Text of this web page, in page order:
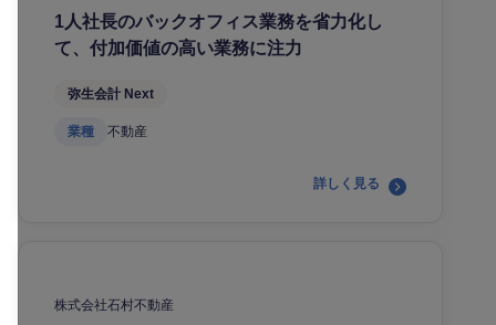
1人社長のバックオフィス業務を省力化し
て、付加価値の高い業務に注力
弥生会計 Next
業種 不動産
詳しく見る
株式会社石村不動産